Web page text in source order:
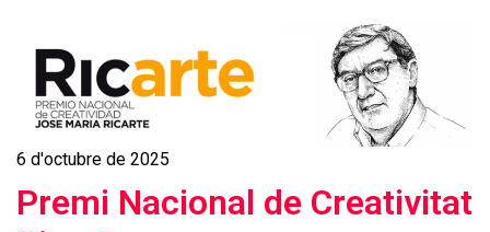
6 d'octubre de 2025
Premi Nacional de Creativitat